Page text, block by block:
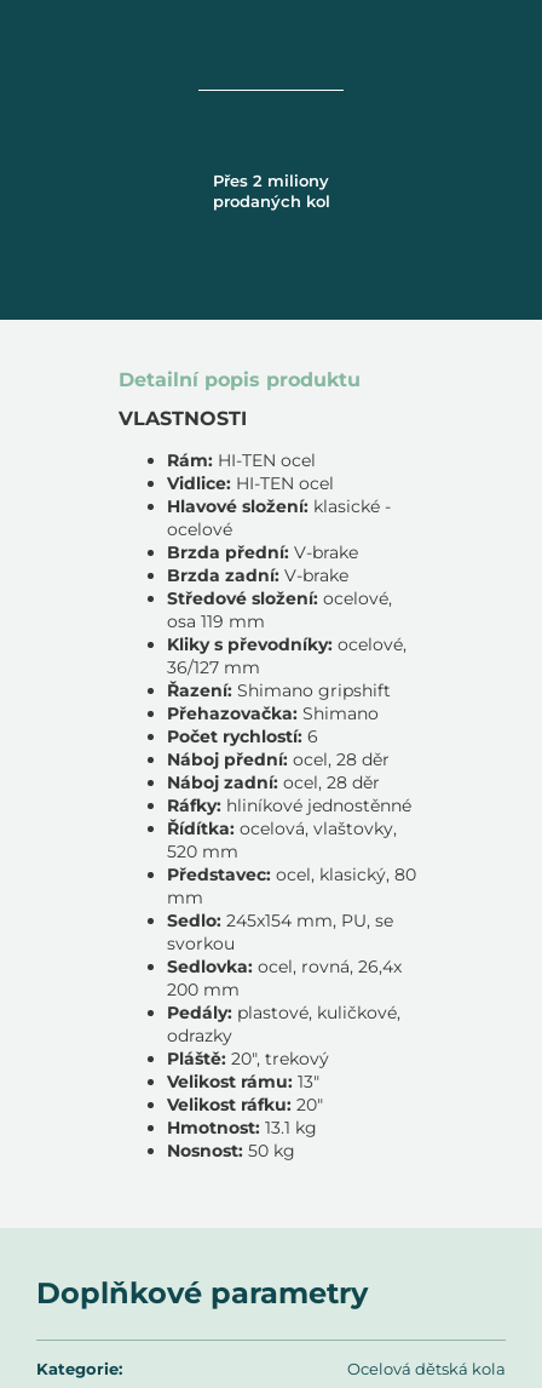
Přes 2 miliony
prodaných kol
Detailní popis produktu
VLASTNOSTI
Rám: HI-TEN ocel
Vidlice: HI-TEN ocel
Hlavové složení: klasické -
ocelové
Brzda přední: V-brake
Brzda zadní: V-brake
Středové složení: ocelové,
osa 119 mm
Kliky s převodníky: ocelové,
36/127 mm
Řazení: Shimano gripshift
Přehazovačka: Shimano
Počet rychlostí: 6
Náboj přední: ocel, 28 děr
Náboj zadní: ocel, 28 děr
Ráfky: hliníkové jednostěnné
Řídítka: ocelová, vlaštovky,
520 mm
Představec: ocel, klasický, 80
mm
Sedlo: 245x154 mm, PU, se
svorkou
Sedlovka: ocel, rovná, 26,4x
200 mm
Pedály: plastové, kuličkové,
odrazky
Pláště: 20", trekový
Velikost rámu: 13"
Velikost ráfku: 20"
Hmotnost: 13.1 kg
Nosnost: 50 kg
Doplňkové parametry
Kategorie: Ocelová dětská kola